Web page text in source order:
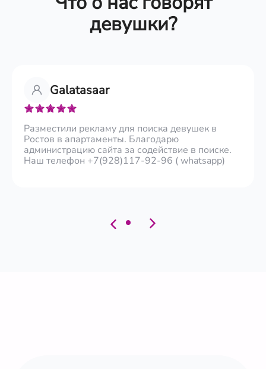
девушки?
Galatasaar
Разместили рекламу для поиска девушек в
Ростов в апартаменты. Благодарю
администрацию сайта за содействие в поиске.
Наш телефон +7(928)117-92-96 ( whatsapp)